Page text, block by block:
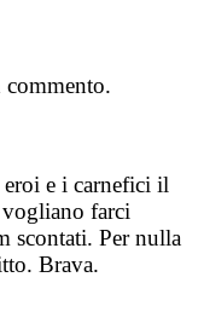
e i carnefici il
farci
scontati. Per nulla
Brava.